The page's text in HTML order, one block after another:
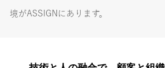
境がASSIGNにあります。